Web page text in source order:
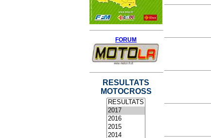
FORUM
RESULTATS
MOTOCROSS